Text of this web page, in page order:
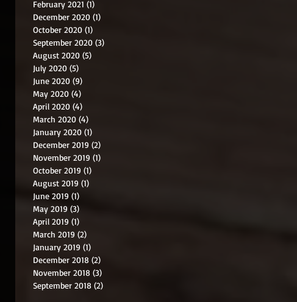
February 2021 (1)
December 2020 (1)
October 2020 (1)
September 2020 (3)
August 2020 (5)
July 2020 (5)
June 2020 (9)
May 2020 (4)
April 2020 (4)
March 2020 (4)
January 2020 (1)
December 2019 (2)
November 2019 (1)
October 2019 (1)
August 2019 (1)
June 2019 (1)
May 2019 (3)
April 2019 (1)
March 2019 (2)
January 2019 (1)
December 2018 (2)
November 2018 (3)
September 2018 (2)